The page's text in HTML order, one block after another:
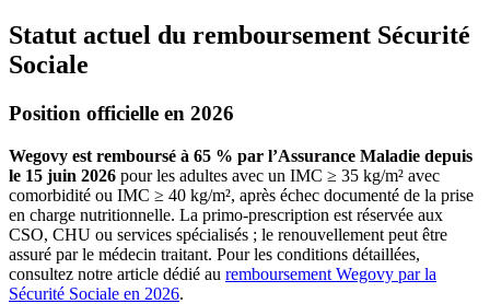
Statut actuel du remboursement Sécurité
Sociale
Position officielle en 2026
Wegovy est remboursé à 65 % par l’Assurance Maladie depuis
le 15 juin 2026 pour les adultes avec un IMC ≥ 35 kg/m² avec
comorbidité ou IMC ≥ 40 kg/m², après échec documenté de la prise
en charge nutritionnelle. La primo-prescription est réservée aux
CSO, CHU ou services spécialisés ; le renouvellement peut être
assuré par le médecin traitant. Pour les conditions détaillées,
consultez notre article dédié au remboursement Wegovy par la
Sécurité Sociale en 2026.